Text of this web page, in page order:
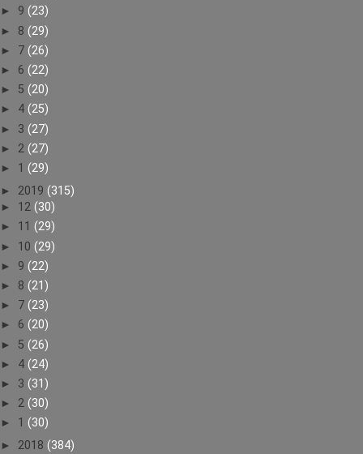
► 9 (23)
► 8 (29)
► 7 (26)
► 6 (22)
► 5 (20)
► 4 (25)
► 3 (27)
► 2 (27)
► 1 (29)
► 2019 (315)
► 12 (30)
► 11 (29)
► 10 (29)
► 9 (22)
► 8 (21)
► 7 (23)
► 6 (20)
► 5 (26)
► 4 (24)
► 3 (31)
► 2 (30)
► 1 (30)
► 2018 (384)